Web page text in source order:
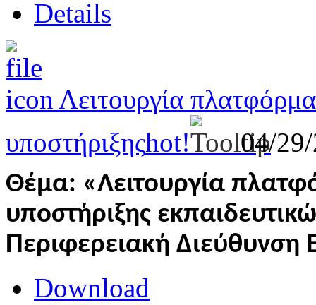
Details
Λειτουργία
υποστήριξηςhot! 04/
Θέμα: «Λειτουργία
υποστήριξης
Περιφερειακή Διεύθυνση
Download